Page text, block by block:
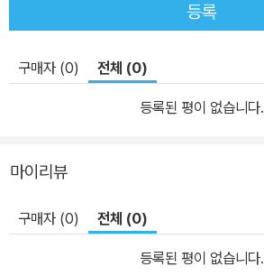
등록
구매자 (0) 전체 (0)
등록된 평이 없습니다.
마이리뷰
구매자 (0) 전체 (0)
등록된 평이 없습니다.